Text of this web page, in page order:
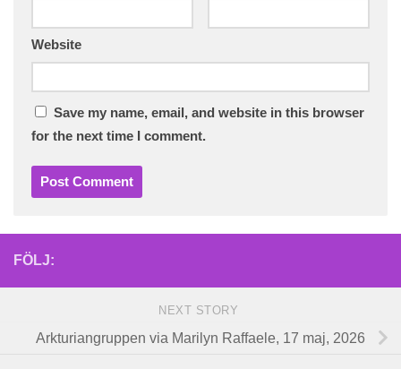
Website
Save my name, email, and website in this browser
for the next time I comment.
FÖLJ:
NEXT STORY
Arkturiangruppen via Marilyn Raffaele, 17 maj, 2026